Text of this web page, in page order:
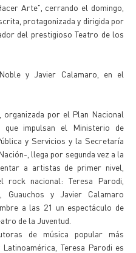
Arte", cerrando el domingo,
protagonizada y dirigida por
del prestigioso Teatro de los
y Javier Calamaro, en el
organizada por el Plan Nacional
que impulsan el Ministerio de
y Servicios y la Secretaría
, llega por segunda vez a la
a artistas de primer nivel,
nacional: Teresa Parodi,
Guauchos y Javier Calamaro
a las 21 un espectáculo de
de la Juventud.
de música popular más
Teresa Parodi es